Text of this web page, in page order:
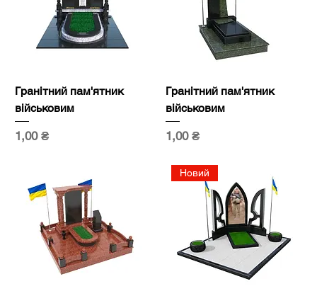
Гранітний пам'ятник
військовим
Ціна
1,00 ₴
Гранітний пам'ятник
військовим
Ціна
1,00 ₴
Новий